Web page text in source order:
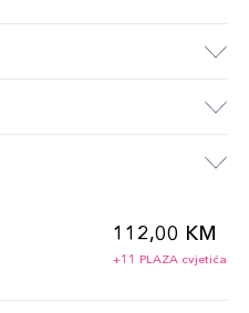
112,00 KM
+11 PLAZA cvjetića